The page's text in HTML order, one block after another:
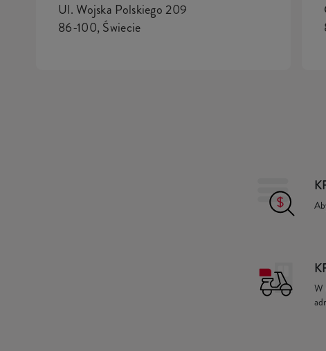
Ul. Wojska Polskiego 209
86-100, Świecie
W